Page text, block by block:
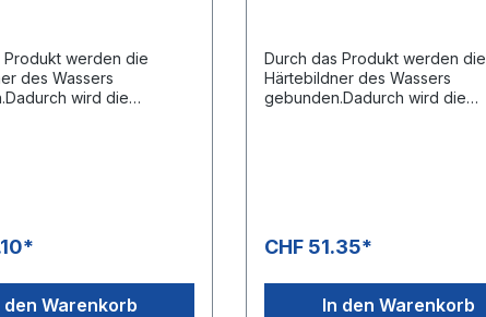
Produkt werden die
des Wassers
wird die
den Warenkorb
Durch das Produkt werden die
Härtebildner des Wassers
gebunden.Dadurch wird die
CHF 51.35*
In den Warenkorb